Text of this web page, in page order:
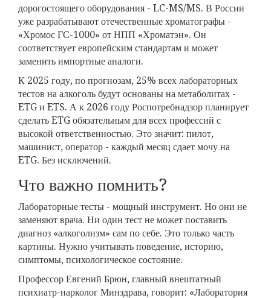
дорогостоящего оборудования - LC-MS/MS. В России
уже разрабатывают отечественные хроматографы -
«Хромос ГС-1000» от НПП «Хроматэн». Он
соответствует европейским стандартам и может
заменить импортные аналоги.
К 2025 году, по прогнозам, 25% всех лабораторных
тестов на алкоголь будут основаны на метаболитах -
ETG и ETS. А к 2026 году Роспотребнадзор планирует
сделать ETG обязательным для всех профессий с
высокой ответственностью. Это значит: пилот,
машинист, оператор - каждый месяц сдает мочу на
ETG. Без исключений.
Что важно помнить?
Лабораторные тесты - мощный инструмент. Но они не
заменяют врача. Ни один тест не может поставить
диагноз «алкоголизм» сам по себе. Это только часть
картины. Нужно учитывать поведение, историю,
симптомы, психологическое состояние.
Профессор Евгений Брюн, главный внештатный
психиатр-нарколог Минздрава, говорит: «Лаборатория